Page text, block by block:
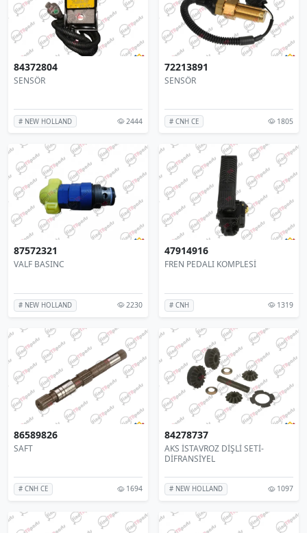
84372804
SENSÖR
# NEW HOLLAND 2444
72213891
SENSÖR
# CNH CE 1805
87572321
VALF BASINC
# NEW HOLLAND 2230
47914916
FREN PEDALI KOMPLESİ
# CNH 1319
86589826
SAFT
# CNH CE 1694
84278737
AKS İSTAVROZ DİŞLİ SETİ-
DİFRANSİYEL
# NEW HOLLAND 1097